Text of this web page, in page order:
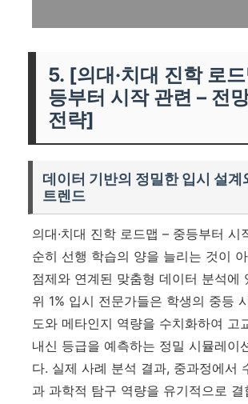
5. [의대·치대 진학 로
등부터 시작 관련 – 전
전략]
데이터 기반의 정밀한 입시 설계
트렌드
의대·치대 진학 로드맵 – 중등부터 시
순히 선행 학습의 양을 늘리는 것이
점제와 연계된 맞춤형 데이터 분석에
위 1% 입시 전문가들은 학생의 중등
도와 메타인지 역량을 수치화하여 고
내신 등급을 예측하는 정밀 시뮬레이
다. 실제 사례 분석 결과, 중과정에서
과 과학적 탐구 역량을 유기적으로 결